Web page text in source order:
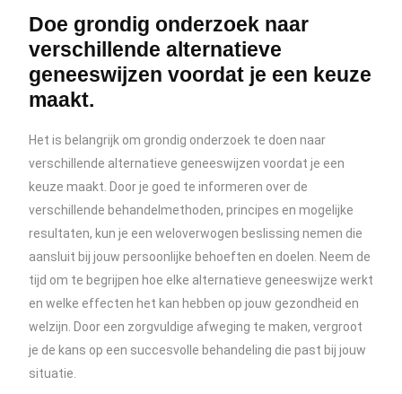
Doe grondig onderzoek naar
verschillende alternatieve
geneeswijzen voordat je een keuze
maakt.
Het is belangrijk om grondig onderzoek te doen naar
verschillende alternatieve geneeswijzen voordat je een
keuze maakt. Door je goed te informeren over de
verschillende behandelmethoden, principes en mogelijke
resultaten, kun je een weloverwogen beslissing nemen die
aansluit bij jouw persoonlijke behoeften en doelen. Neem de
tijd om te begrijpen hoe elke alternatieve geneeswijze werkt
en welke effecten het kan hebben op jouw gezondheid en
welzijn. Door een zorgvuldige afweging te maken, vergroot
je de kans op een succesvolle behandeling die past bij jouw
situatie.